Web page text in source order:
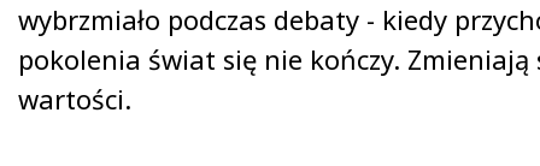
wybrzmiało podczas debaty - kiedy
pokolenia świat się nie kończy. Zmieniają
wartości.